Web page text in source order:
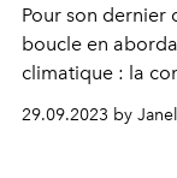
Pour son dernier
boucle en
climatique : la
29.09.2023 by